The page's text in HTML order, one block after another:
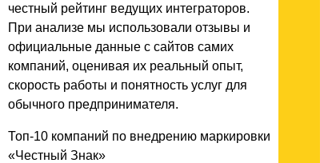
честный рейтинг ведущих интеграторов.
При анализе мы использовали отзывы и
официальные данные с сайтов самих
компаний, оценивая их реальный опыт,
скорость работы и понятность услуг для
обычного предпринимателя.
Топ-10 компаний по внедрению маркировки
«Честный Знак»